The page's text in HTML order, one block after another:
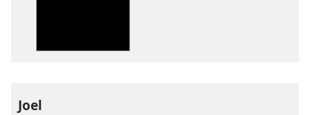
Joel